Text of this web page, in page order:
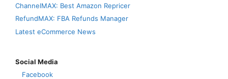
ChannelMAX: Best Amazon Repricer
RefundMAX: FBA Refunds Manager
Latest eCommerce News
Social Media
Facebook